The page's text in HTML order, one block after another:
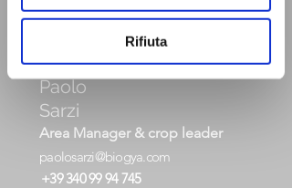
Rifiuta
Paolo
Sarzi
Area Manager & crop leader
paolosarzi@biogya.com
+39 340 99 94 745